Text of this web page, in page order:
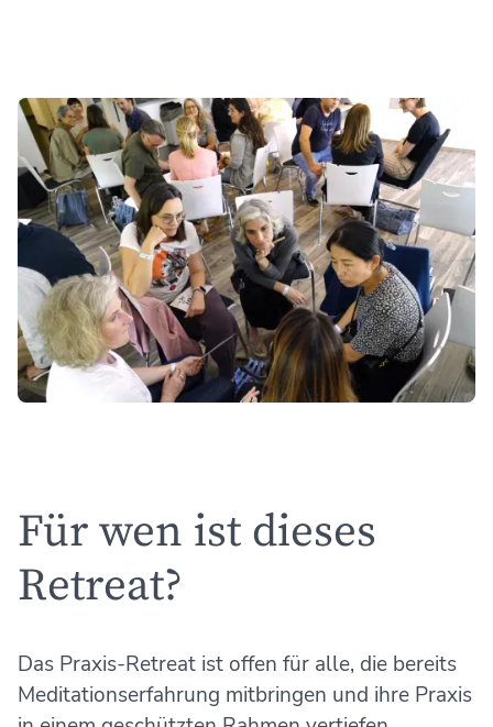
Für wen ist dieses
Retreat?
Das Praxis-Retreat ist offen für alle, die bereits
Meditationserfahrung mitbringen und ihre Praxis